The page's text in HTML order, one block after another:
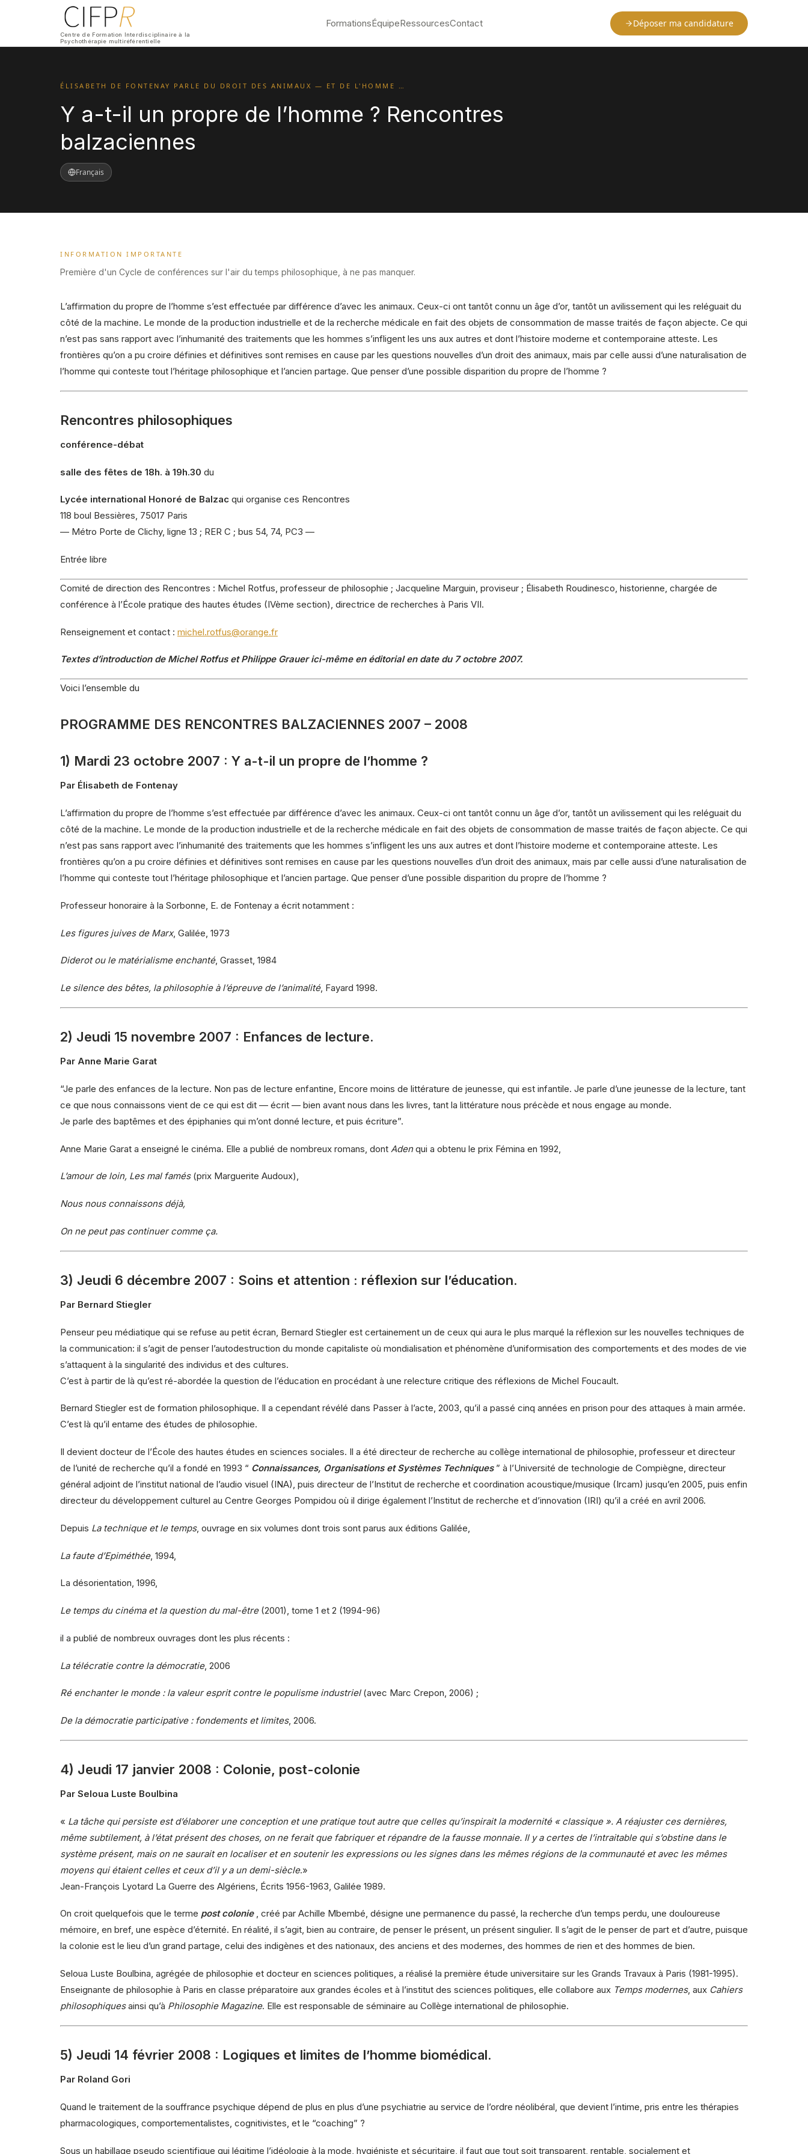
Centre de Formation Interdisciplinaire à la
Psychothérapie multiréférentielle
FormationsÉquipeRessourcesContact Déposer ma candidature
ÉLISABETH DE FONTENAY PARLE DU DROIT DES ANIMAUX — ET DE L'HOMME …
Y a-t-il un propre de l’homme ? Rencontres
balzaciennes
Français
INFORMATION IMPORTANTE
Première d'un Cycle de conférences sur l'air du temps philosophique, à ne pas manquer.
L’affirmation du propre de l’homme s’est effectuée par différence d’avec les animaux. Ceux-ci ont tantôt connu un âge d’or, tantôt un avilissement qui les reléguait du
côté de la machine. Le monde de la production industrielle et de la recherche médicale en fait des objets de consommation de masse traités de façon abjecte. Ce qui
n’est pas sans rapport avec l’inhumanité des traitements que les hommes s’infligent les uns aux autres et dont l’histoire moderne et contemporaine atteste. Les
frontières qu’on a pu croire définies et définitives sont remises en cause par les questions nouvelles d’un droit des animaux, mais par celle aussi d’une naturalisation de
l’homme qui conteste tout l’héritage philosophique et l’ancien partage. Que penser d’une possible disparition du propre de l’homme ?
Rencontres philosophiques
conférence-débat
salle des fêtes de 18h. à 19h.30 du
Lycée international Honoré de Balzac qui organise ces Rencontres
118 boul Bessières, 75017 Paris
— Métro Porte de Clichy, ligne 13 ; RER C ; bus 54, 74, PC3 —
Entrée libre
Comité de direction des Rencontres : Michel Rotfus, professeur de philosophie ; Jacqueline Marguin, proviseur ; Élisabeth Roudinesco, historienne, chargée de
conférence à l’École pratique des hautes études (IVème section), directrice de recherches à Paris VII.
Renseignement et contact : michel.rotfus@orange.fr
Textes d’introduction de Michel Rotfus et Philippe Grauer ici-même en éditorial en date du 7 octobre 2007.
Voici l’ensemble du
PROGRAMME DES RENCONTRES BALZACIENNES 2007 – 2008
1) Mardi 23 octobre 2007 : Y a-t-il un propre de l’homme ?
Par Élisabeth de Fontenay
L’affirmation du propre de l’homme s’est effectuée par différence d’avec les animaux. Ceux-ci ont tantôt connu un âge d’or, tantôt un avilissement qui les reléguait du
côté de la machine. Le monde de la production industrielle et de la recherche médicale en fait des objets de consommation de masse traités de façon abjecte. Ce qui
n’est pas sans rapport avec l’inhumanité des traitements que les hommes s’infligent les uns aux autres et dont l’histoire moderne et contemporaine atteste. Les
frontières qu’on a pu croire définies et définitives sont remises en cause par les questions nouvelles d’un droit des animaux, mais par celle aussi d’une naturalisation de
l’homme qui conteste tout l’héritage philosophique et l’ancien partage. Que penser d’une possible disparition du propre de l’homme ?
Professeur honoraire à la Sorbonne, E. de Fontenay a écrit notamment :
Les figures juives de Marx, Galilée, 1973
Diderot ou le matérialisme enchanté, Grasset, 1984
Le silence des bêtes, la philosophie à l’épreuve de l’animalité, Fayard 1998.
2) Jeudi 15 novembre 2007 : Enfances de lecture.
Par Anne Marie Garat
“Je parle des enfances de la lecture. Non pas de lecture enfantine, Encore moins de littérature de jeunesse, qui est infantile. Je parle d’une jeunesse de la lecture, tant
ce que nous connaissons vient de ce qui est dit — écrit — bien avant nous dans les livres, tant la littérature nous précède et nous engage au monde.
Je parle des baptêmes et des épiphanies qui m’ont donné lecture, et puis écriture”.
Anne Marie Garat a enseigné le cinéma. Elle a publié de nombreux romans, dont Adenqui a obtenu le prix Fémina en 1992,
L’amour de loin, Les mal famés(prix Marguerite Audoux),
Nous nous connaissons déjà,
On ne peut pas continuer comme ça.
3) Jeudi 6 décembre 2007 : Soins et attention : réflexion sur l’éducation.
Par Bernard Stiegler
Penseur peu médiatique qui se refuse au petit écran, Bernard Stiegler est certainement un de ceux qui aura le plus marqué la réflexion sur les nouvelles techniques de
la communication: il s’agit de penser l’autodestruction du monde capitaliste où mondialisation et phénomène d’uniformisation des comportements et des modes de vie
s’attaquent à la singularité des individus et des cultures.
C’est à partir de là qu’est ré-abordée la question de l’éducation en procédant à une relecture critique des réflexions de Michel Foucault.
Bernard Stiegler est de formation philosophique. Il a cependant révélé dans Passer à l’acte, 2003, qu’il a passé cinq années en prison pour des attaques à main armée.
C’est là qu’il entame des études de philosophie.
Il devient docteur de l’École des hautes études en sciences sociales. Il a été directeur de recherche au collège international de philosophie, professeur et directeur
de l’unité de recherche qu’il a fondé en 1993 “ Connaissances, Organisations et Systèmes Techniques ” à l’Université de technologie de Compiègne, directeur
général adjoint de l’institut national de l’audio visuel (INA), puis directeur de l’Institut de recherche et coordination acoustique/musique (Ircam) jusqu’en 2005, puis enfin
directeur du développement culturel au Centre Georges Pompidou où il dirige également l’Institut de recherche et d’innovation (IRI) qu’il a créé en avril 2006.
Depuis La technique et le temps, ouvrage en six volumes dont trois sont parus aux éditions Galilée,
La faute d’Epiméthée, 1994,
La désorientation, 1996,
Le temps du cinéma et la question du mal-être(2001), tome 1 et 2 (1994-96)
il a publié de nombreux ouvrages dont les plus récents :
La télécratie contre la démocratie, 2006
Ré enchanter le monde : la valeur esprit contre le populisme industriel(avec Marc Crepon, 2006) ;
De la démocratie participative : fondements et limites, 2006.
4) Jeudi 17 janvier 2008 : Colonie, post-colonie
Par Seloua Luste Boulbina
« La tâche qui persiste est d’élaborer une conception et une pratique tout autre que celles qu’inspirait la modernité « classique ». A réajuster ces dernières,
même subtilement, à l’état présent des choses, on ne ferait que fabriquer et répandre de la fausse monnaie. Il y a certes de l’intraitable qui s’obstine dans le
système présent, mais on ne saurait en localiser et en soutenir les expressions ou les signes dans les mêmes régions de la communauté et avec les mêmes
moyens qui étaient celles et ceux d’il y a un demi-siècle.»
Jean-François Lyotard La Guerre des Algériens, Écrits 1956-1963, Galilée 1989.
On croit quelquefois que le terme post colonie , créé par Achille Mbembé, désigne une permanence du passé, la recherche d’un temps perdu, une douloureuse
mémoire, en bref, une espèce d’éternité. En réalité, il s’agit, bien au contraire, de penser le présent, un présent singulier. Il s’agit de le penser de part et d’autre, puisque
la colonie est le lieu d’un grand partage, celui des indigènes et des nationaux, des anciens et des modernes, des hommes de rien et des hommes de bien.
Seloua Luste Boulbina, agrégée de philosophie et docteur en sciences politiques, a réalisé la première étude universitaire sur les Grands Travaux à Paris (1981-1995).
Enseignante de philosophie à Paris en classe préparatoire aux grandes écoles et à l’institut des sciences politiques, elle collabore aux Temps modernes, aux Cahiers
philosophiquesainsi qu’à Philosophie Magazine. Elle est responsable de séminaire au Collège international de philosophie.
5) Jeudi 14 février 2008 : Logiques et limites de l’homme biomédical.
Par Roland Gori
Quand le traitement de la souffrance psychique dépend de plus en plus d’une psychiatrie au service de l’ordre néolibéral, que devient l’intime, pris entre les thérapies
pharmacologiques, comportementalistes, cognitivistes, et le “coaching” ?
Sous un habillage pseudo scientifique qui légitime l’idéologie à la mode, hygiéniste et sécuritaire, il faut que tout soit transparent, rentable, socialement et